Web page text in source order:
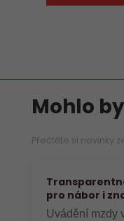
Mohlo
Přečtěte si novinky
pro nábor i
Uvádění mzdy